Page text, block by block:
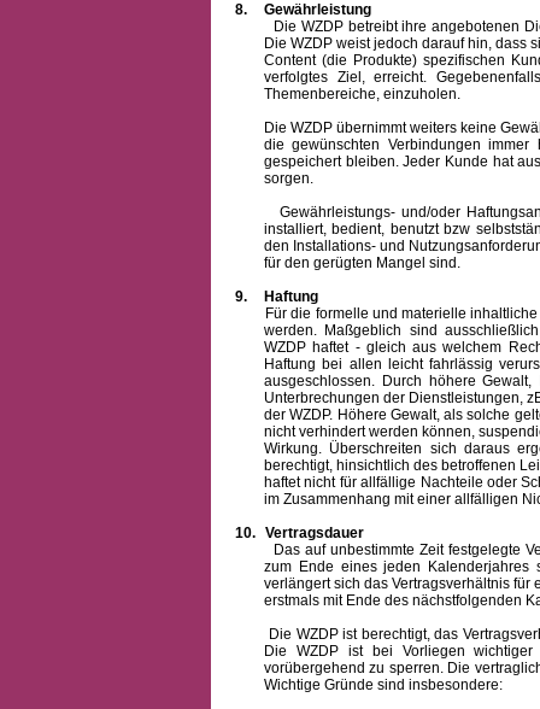
8.
Gewährleistung
Die WZDP betreibt ihre angebotenen
Die WZDP weist jedoch darauf hin, dass
Content (die Produkte) spezifischen
verfolgtes Ziel, erreicht.
Themenbereiche, einzuholen.
Die WZDP übernimmt weiters keine
die gewünschten Verbindungen
gespeichert bleiben. Jeder Kunde hat
sorgen.
Gewährleistungs- und/oder
installiert, bedient, benutzt bzw
den Installations- und
für den gerügten Mangel sind.
9.
Haftung
Für die formelle und materielle
werden. Maßgeblich sind
WZDP haftet - gleich aus welchem
Haftung bei allen leicht fahrlässig
ausgeschlossen. Durch höhere
Unterbrechungen der Dienstleistungen,
der WZDP. Höhere Gewalt, als solche
nicht verhindert werden können,
Wirkung. Überschreiten sich daraus
berechtigt, hinsichtlich des betroffenen
haftet nicht für allfällige Nachteile oder
im Zusammenhang mit einer allfälligen
10. Vertragsdauer
Das auf unbestimmte Zeit festgelegte
zum Ende eines jeden Kalenderjahres
verlängert sich das Vertragsverhältnis
erstmals mit Ende des nächstfolgenden
Die WZDP ist berechtigt, das
Die WZDP ist bei Vorliegen
vorübergehend zu sperren. Die
Wichtige Gründe sind insbesondere: